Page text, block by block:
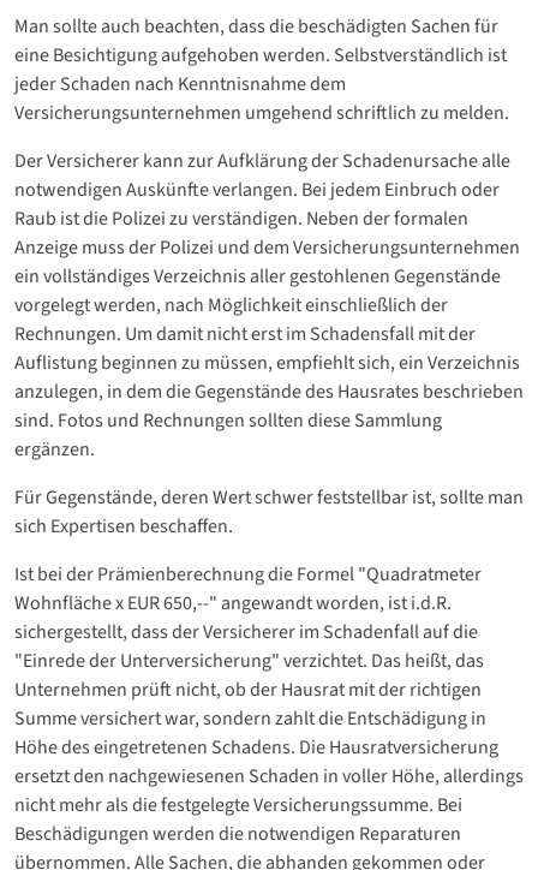
Man sollte auch beachten, dass die beschädigten Sachen für
eine Besichtigung aufgehoben werden. Selbstverständlich ist
jeder Schaden nach Kenntnisnahme dem
Versicherungsunternehmen umgehend schriftlich zu melden.
Der Versicherer kann zur Aufklärung der Schadenursache alle
notwendigen Auskünfte verlangen. Bei jedem Einbruch oder
Raub ist die Polizei zu verständigen. Neben der formalen
Anzeige muss der Polizei und dem Versicherungsunternehmen
ein vollständiges Verzeichnis aller gestohlenen Gegenstände
vorgelegt werden, nach Möglichkeit einschließlich der
Rechnungen. Um damit nicht erst im Schadensfall mit der
Auflistung beginnen zu müssen, empfiehlt sich, ein Verzeichnis
anzulegen, in dem die Gegenstände des Hausrates beschrieben
sind. Fotos und Rechnungen sollten diese Sammlung
ergänzen.
Für Gegenstände, deren Wert schwer feststellbar ist, sollte man
sich Expertisen beschaffen.
Ist bei der Prämienberechnung die Formel "Quadratmeter
Wohnfläche x EUR 650,--" angewandt worden, ist i.d.R.
sichergestellt, dass der Versicherer im Schadenfall auf die
"Einrede der Unterversicherung" verzichtet. Das heißt, das
Unternehmen prüft nicht, ob der Hausrat mit der richtigen
Summe versichert war, sondern zahlt die Entschädigung in
Höhe des eingetretenen Schadens. Die Hausratversicherung
ersetzt den nachgewiesenen Schaden in voller Höhe, allerdings
nicht mehr als die festgelegte Versicherungssumme. Bei
Beschädigungen werden die notwendigen Reparaturen
übernommen. Alle Sachen, die abhanden gekommen oder